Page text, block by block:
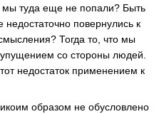
мы туда еще не попали? Быть
повернулись к
Тогда то, что мы
со стороны людей.
недостаток применением к
образом не обусловлено